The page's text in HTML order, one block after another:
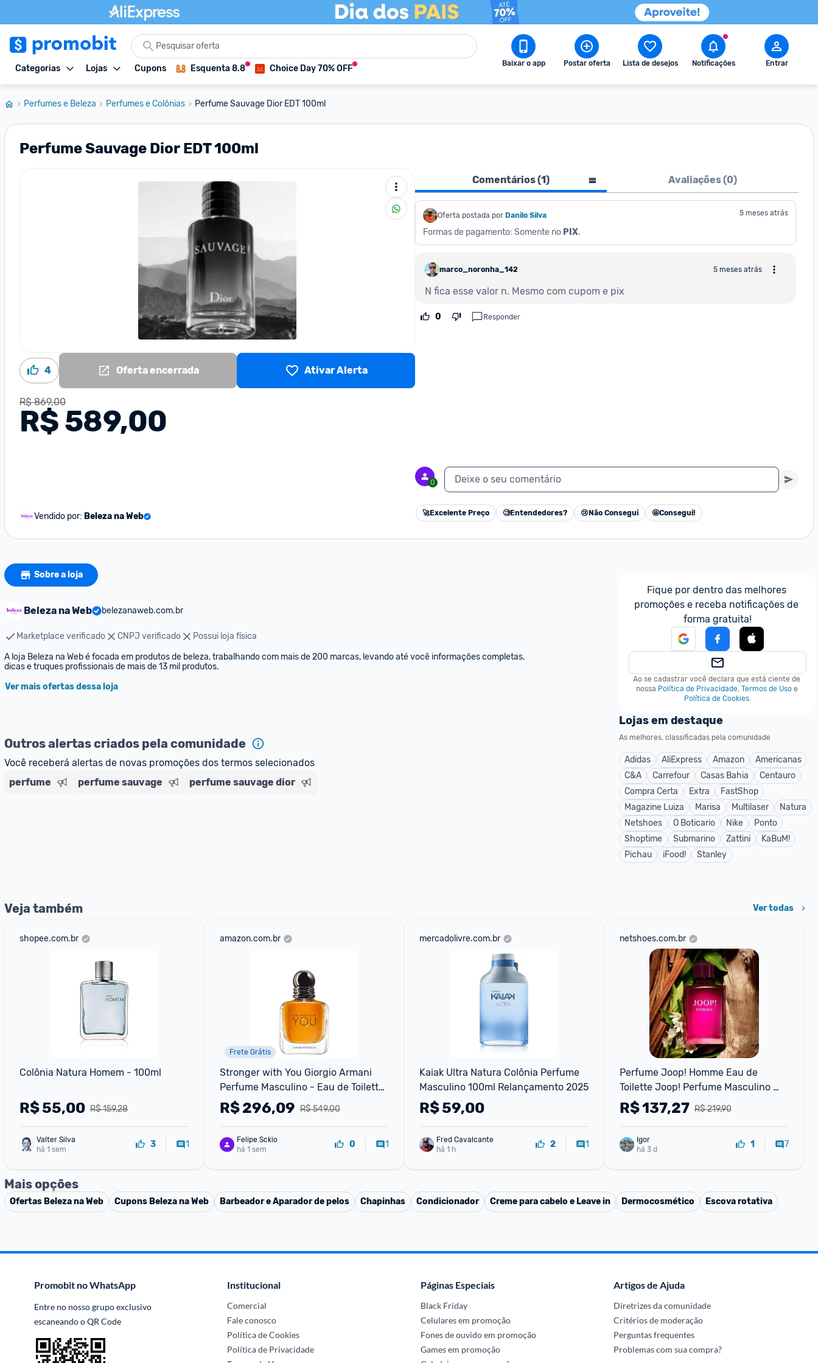
Categorias Lojas Cupons Esquenta 8.8 Choice Day 70% OFF Baixar o app Postar oferta Lista de desejos Notificações Entrar
Perfumes e Beleza Perfumes e Colônias Perfume Sauvage Dior EDT 100ml
Perfume Sauvage Dior EDT 100ml
4 Oferta encerrada Ativar Alerta
R$ 869,00
R$ 589,00
Vendido por: Beleza na Web
Comentários (1) Avaliações (0)
Oferta postada por Danilo Silva 5 meses atrás
Formas de pagamento: Somente no PIX.
marco_noronha_1428583 5 meses atrás
N fica esse valor n. Mesmo com cupom e pix
0 Responder
0 Deixe o seu comentário
🚀Excelente Preço 🧐Entendedores? 😢 Não Consegui 🤩Consegui!
Sobre a loja
Beleza na Web belezanaweb.com.br
Marketplace verificado CNPJ verificado
Possui loja física
A loja Beleza na Web é focada em produtos de beleza, trabalhando com mais de 200 marcas, levando até você informações completas,
dicas e truques profissionais de mais de 13 mil produtos.
Ver mais ofertas dessa loja
Outros alertas criados pela comunidade
Você receberá alertas de novas promoções dos termos selecionados
perfume
perfume sauvage perfume sauvage dior
Fique por dentro das melhores
promoções e receba notificações de
forma gratuita!
Ao se cadastrar você declara que está ciente de
nossa Política de Privacidade, Termos de Uso e
Política de Cookies.
Lojas em destaque
As melhores, classificadas pela comunidade
Adidas AliExpress Amazon
Americanas
C&A
Carrefour Casas Bahia
Centauro
Compra Certa
Extra
FastShop
Magazine Luiza
Marisa Multilaser
Natura
Netshoes
O Boticario Nike
Ponto
Shoptime
Submarino Zattini
KaBuM!
Pichau
iFood! Stanley
Veja também Ver todas
shopee.com.br
Colônia Natura Homem - 100ml
R$ 159,28
R$55,00
Valter Silva
há 1 sem
3 1
amazon.com.br
Frete Grátis
Stronger with You Giorgio Armani
Perfume Masculino - Eau de Toilette
50ml
R$ 549,00
R$296,09
Felipe Sckio
há 1 sem
0 1
mercadolivre.com.br
Kaiak Ultra Natura Colônia Perfume
Masculino 100ml Relançamento 2025
R$59,00
Fred Cavalcante
há 1 h
2 1
netshoes.com.br
Perfume Joop! Homme Eau de
Toilette Joop! Perfume Masculino
125ml
R$ 219,90
R$137,27
Igor
há 3 d
1 7
Mais opções
Ofertas Beleza na Web Cupons Beleza na Web Barbeador e Aparador de pelos Chapinhas Condicionador Creme para cabelo e Leave in Dermocosmético Escova rotativa
Promobit no WhatsApp
Entre no nosso grupo exclusivo
escaneando o QR Code
Institucional
Comercial
Fale conosco
Política de Cookies
Política de Privacidade
Páginas Especiais
Black Friday
Celulares em promoção
Fones de ouvido em promoção
Games em promoção
Artigos de Ajuda
Diretrizes da comunidade
Critérios de moderação
Perguntas frequentes
Problemas com sua compra?